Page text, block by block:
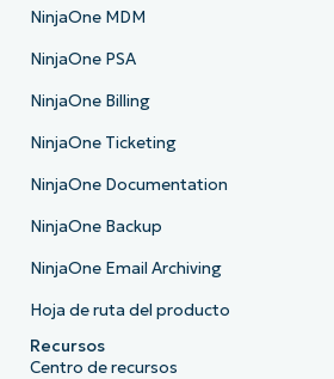
NinjaOne MDM
NinjaOne PSA
NinjaOne Billing
NinjaOne Ticketing
NinjaOne Documentation
NinjaOne Backup
NinjaOne Email Archiving
Hoja de ruta del producto
Recursos
Centro de recursos